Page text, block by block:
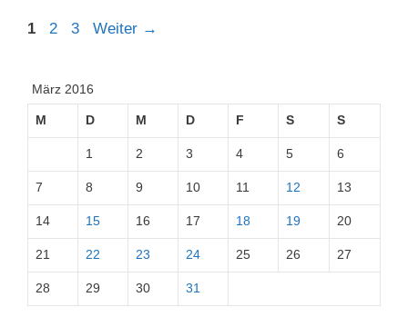
Seite
1 Seite
2 Seite
3 Weiter →
März 2016
M D M D F S S
1 2 3 4 5 6
7 8 9 10 11 12 13
14 15 16 17 18 19 20
21 22 23 24 25 26 27
28 29 30 31